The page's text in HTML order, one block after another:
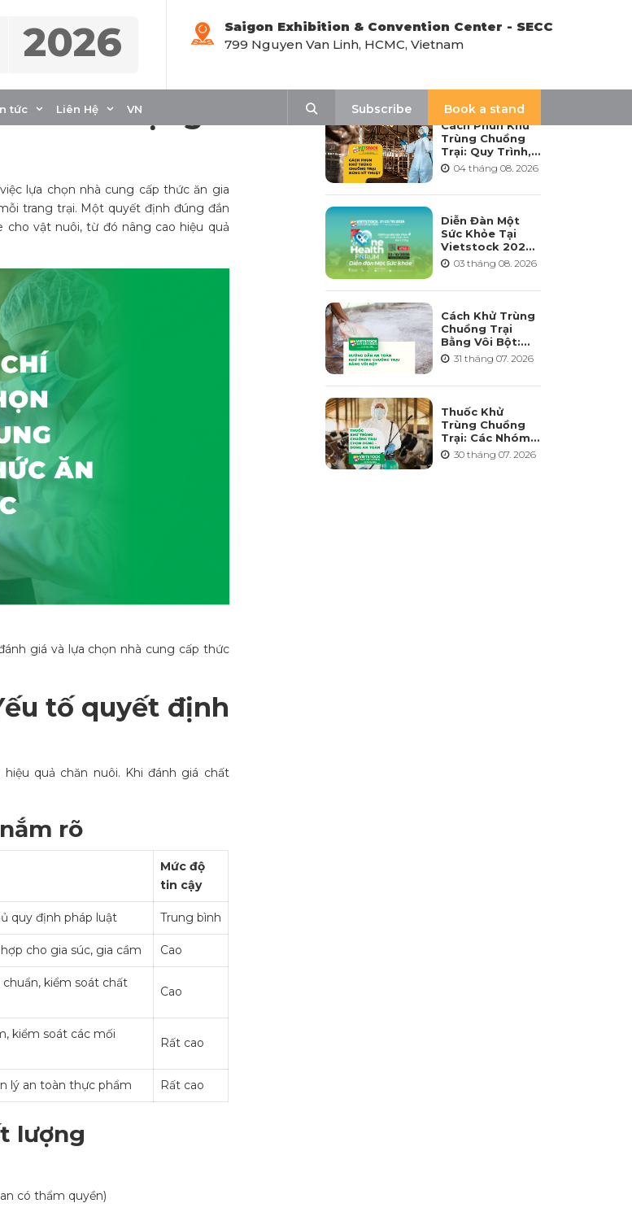
2026
Saigon Exhibition & Convention Center - SECC
799 Nguyen Van Linh, HCMC, Vietnam
tức Liên Hệ VN
Subscribe
Book a stand
cấp thức
chất lượng
lựa chọn nhà cung cấp thức ăn gia
trang trại. Một quyết định đúng đắn
vật nuôi, từ đó nâng cao hiệu quả
giá và lựa chọn nhà cung cấp thức
tố quyết định
quả chăn nuôi. Khi đánh giá chất
rõ
Mức độ
tin cậy
quy định pháp luật Trung bình
cho gia súc, gia cầm Cao
kiểm soát chất
Cao
kiểm soát các mối
Rất cao
lý an toàn thực phẩm Rất cao
lượng
có thẩm quyền)
Cách Phun Khử
Trùng Chuồng
Trại: Quy Trình,
Tần Suất Và Lưu
Ý Khi Sử Dụng
04 tháng 08. 2026
Diễn Đàn Một
Sức Khỏe Tại
Vietstock 2026:
Hướng Tới Phát
Triển Ngành
03 tháng 08. 2026
Cách Khử Trùng
Chuồng Trại
Bằng Vôi Bột:
Cách Rải, Thời
Điểm Và Những
31 tháng 07. 2026
Thuốc Khử
Trùng Chuồng
Trại: Các Nhóm
Hoạt Chất, Cách
Chọn Và Lưu Ý
30 tháng 07. 2026